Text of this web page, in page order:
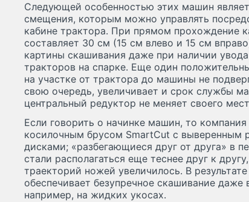
Следующей особенностью этих машин
смещения, которым можно управлять
кабине трактора. При прямом прохождение
составляет 30 см (15 см влево и 15 см
картины скашивания даже при наличии
тракторов на спарке. Еще один
на участке от трактора до машины не
свою очередь, увеличивает и срок службы
центральный редуктор не меняет своего
Если говорить о начинке машин, то
косилочным брусом SmartCut с
дисками; «разбегающиеся друг от друга» в
стали располагаться еще теснее друг к
траекторий ножей увеличилось. В
обеспечивает безупречное скашивание даже
например, на жидких укосах.